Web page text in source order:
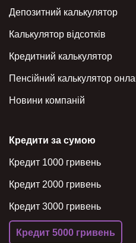
Депозитний калькулятор
Калькулятор відсотків
Кредитний калькулятор
Пенсійний калькулятор
Новини компаній
Кредити за сумою
Кредит 1000 гривень
Кредит 2000 гривень
Кредит 3000 гривень
Кредит 5000 гривень